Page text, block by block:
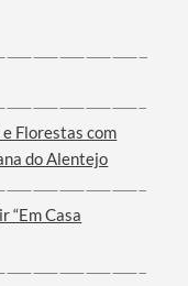
Florestas com
do Alentejo
“Em Casa